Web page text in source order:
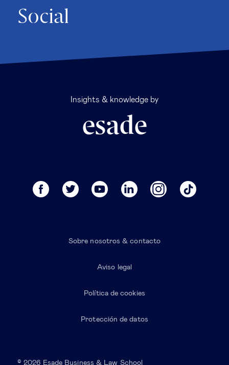
Social
Insights & knowledge by
Sobre nosotros & contacto
Aviso legal
Política de cookies
Protección de datos
© 2026 Esade Business & Law School